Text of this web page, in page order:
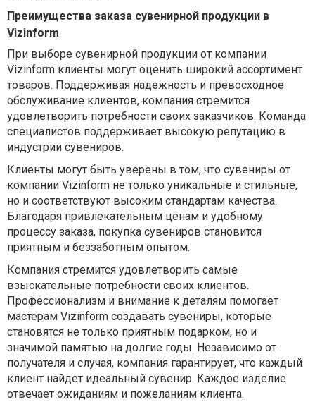
Преимущества заказа сувенирной продукции в
Vizinform
При выборе сувенирной продукции от компании
Vizinform клиенты могут оценить широкий ассортимент
товаров. Поддерживая надежность и превосходное
обслуживание клиентов, компания стремится
удовлетворить потребности своих заказчиков. Команда
специалистов поддерживает высокую репутацию в
индустрии сувениров.
Клиенты могут быть уверены в том, что сувениры от
компании Vizinform не только уникальные и стильные,
но и соответствуют высоким стандартам качества.
Благодаря привлекательным ценам и удобному
процессу заказа, покупка сувениров становится
приятным и беззаботным опытом.
Компания стремится удовлетворить самые
взыскательные потребности своих клиентов.
Профессионализм и внимание к деталям помогает
мастерам Vizinform создавать сувениры, которые
становятся не только приятным подарком, но и
значимой памятью на долгие годы. Независимо от
получателя и случая, компания гарантирует, что каждый
клиент найдет идеальный сувенир. Каждое изделие
отвечает ожиданиям и пожеланиям клиента.